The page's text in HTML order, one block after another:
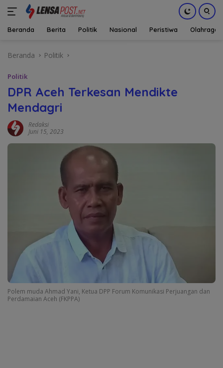
Beranda Berita Politik Nasional Peristiwa Olahraga
Beranda Politik
Politik
DPR Aceh Terkesan Mendikte
Mendagri
Redaksi
Juni 15, 2023
Polem muda Ahmad Yani, Ketua DPP Forum Komunikasi Perjuangan dan
Perdamaian Aceh (FKPPA)